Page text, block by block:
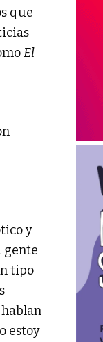
que
El
y
gente
tipo
estoy